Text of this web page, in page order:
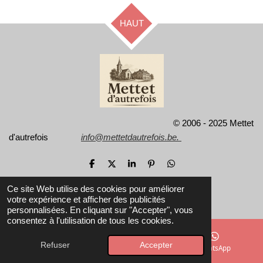
Ce site Web utilise des cookies pour améliorer
votre expérience et afficher des publicités
personnalisées. En cliquant sur "Accepter", vous
consentez à l'utilisation de tous les cookies.
Refuser Accepter
HAUT
© 2006 - 2025 Mettet
d'autrefois info@mettetdautrefois.be.
P
a
t
a
g
e
P
a
r
t
a
g
e
P
a
t
a
g
e
É
p
n
g
l
e
P
a
t
g
e
E-mail WhatsApp